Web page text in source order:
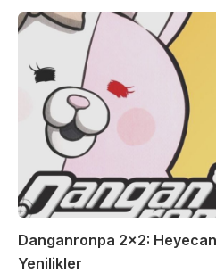
Danganronpa 2×2:
Yenilikler